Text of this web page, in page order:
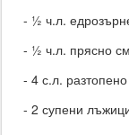
- ½ ч.л.
- ½ ч.л. прясно
- 4 с.л.
- 2 супени